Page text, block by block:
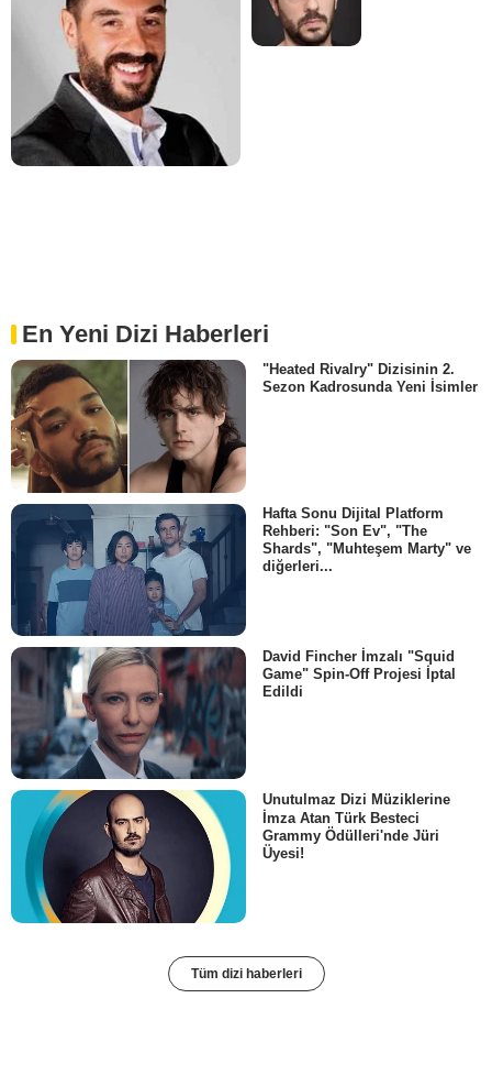
En Yeni Dizi Haberleri
"Heated Rivalry" Dizisinin 2.
Sezon Kadrosunda Yeni İsimler
Hafta Sonu Dijital Platform
Rehberi: "Son Ev", "The
Shards", "Muhteşem Marty" ve
diğerleri...
David Fincher İmzalı "Squid
Game" Spin-Off Projesi İptal
Edildi
Unutulmaz Dizi Müziklerine
İmza Atan Türk Besteci
Grammy Ödülleri'nde Jüri
Üyesi!
Tüm dizi haberleri